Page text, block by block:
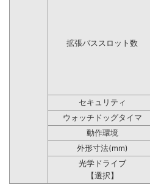
拡張バススロット数
セキュリティ
ウォッチドッグタイマ
動作環境
外形寸法(mm)
光学ドライブ
【選択】